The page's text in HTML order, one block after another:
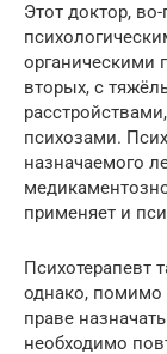
Этот доктор,
органическими
вторых, с
психозами.
назначаемого
применяет и
Психотерапевт
однако, помимо
праве
необходимо